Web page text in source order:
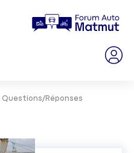
Questions/Réponses